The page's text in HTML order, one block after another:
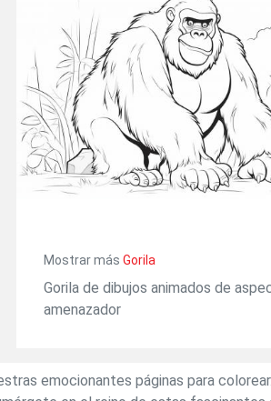
Mostrar más Gorila
Gorila de dibujos animados de
amenazador
emocionantes páginas para